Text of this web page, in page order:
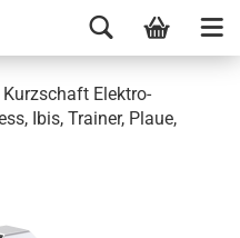
Elektro-
Ibis, Trainer, Plaue,